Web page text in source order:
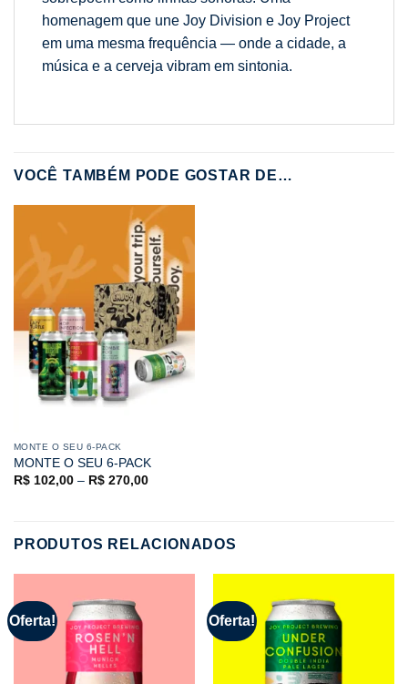
homenagem que une Joy Division e Joy Project
em uma mesma frequência — onde a cidade, a
música e a cerveja vibram em sintonia.
VOCÊ TAMBÉM PODE GOSTAR DE…
MONTE O SEU 6-PACK
MONTE O SEU 6-PACK
R$102,00– R$270,00
PRODUTOS RELACIONADOS
Oferta! Oferta!